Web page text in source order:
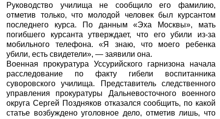
Руководство училища не сообщило его фамилию,
отметив только, что молодой человек был курсантом
последнего курса. По данным «Эха Москвы», мать
погибшего курсанта утверждает, что его убили из-за
мобильного телефона. «Я знаю, что моего ребенка
убили, есть свидетели», — заявили она.
Военная прокуратура Уссурийского гарнизона начала
расследование по факту гибели воспитанника
суворовского училища. Представитель следственного
управления прокуратуры Дальневосточного военного
округа Сергей Поздняков отказался сообщить, по какой
статье возбуждено уголовное дело, отметив лишь, что